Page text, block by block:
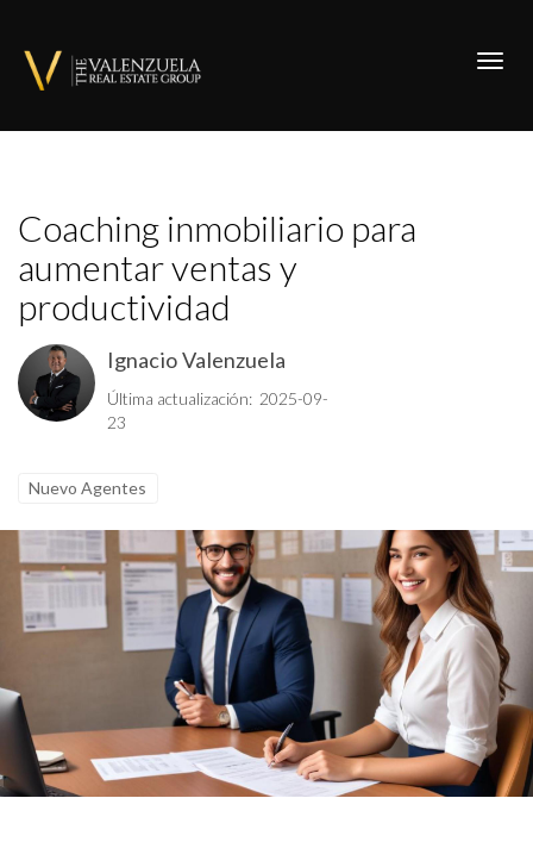
Coaching inmobiliario para
aumentar ventas y
productividad
Ignacio Valenzuela
Última actualización: 2025-09-
23
Nuevo Agentes